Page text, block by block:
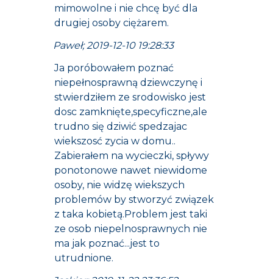
mimowolne i nie chcę być dla
drugiej osoby ciężarem.
Paweł; 2019-12-10 19:28:33
Ja poróbowałem poznać
niepełnosprawną dziewczynę i
stwierdziłem ze srodowisko jest
dosc zamknięte,specyficzne,ale
trudno się dziwić spedzajac
wiekszosć zycia w domu..
Zabierałem na wycieczki, spływy
ponotonowe nawet niewidome
osoby, nie widzę wiekszych
problemów by stworzyć związek
z taka kobietą.Problem jest taki
ze osob niepelnosprawnych nie
ma jak poznać...jest to
utrudnione.